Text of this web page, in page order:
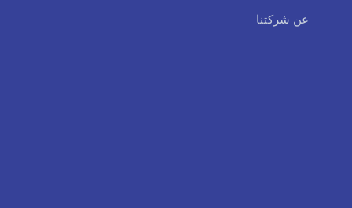
عن شركتنا